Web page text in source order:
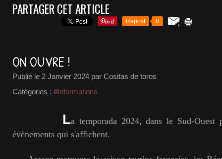
PARTAGER CET ARTICLE
Repost 0
ON OUVRE !
Publié le 2 Janvier 2024 par Cositas de toros
Catégories : #Informations
La temporada 2024, dans le Sud-Ouest
évènements qui s'affichent.